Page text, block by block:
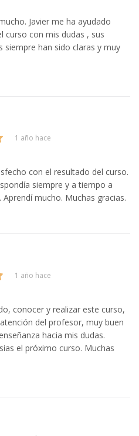
Javier me ha ayudado
curso con mis dudas , sus
siempre han sido claras y muy
1 año hace
con el resultado del curso.
siempre y a tiempo a
Aprendí mucho. Muchas gracias.
1 año hace
conocer y realizar este curso,
del profesor, muy buen
hacia mis dudas.
el próximo curso. Muchas